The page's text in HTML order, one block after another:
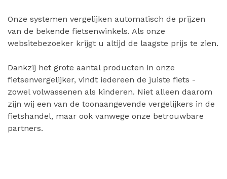
Onze systemen vergelijken automatisch de prijzen
van de bekende fietsenwinkels. Als onze
websitebezoeker krijgt u altijd de laagste prijs te zien.
Dankzij het grote aantal producten in onze
fietsenvergelijker, vindt iedereen de juiste fiets -
zowel volwassenen als kinderen. Niet alleen daarom
zijn wij een van de toonaangevende vergelijkers in de
fietshandel, maar ook vanwege onze betrouwbare
partners.